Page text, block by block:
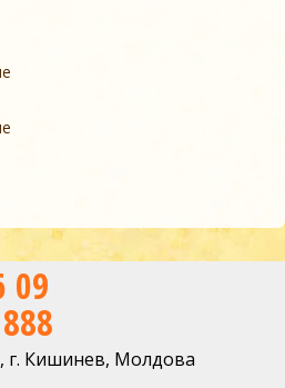
09
г. Кишинев, Молдова